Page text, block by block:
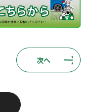
次へ